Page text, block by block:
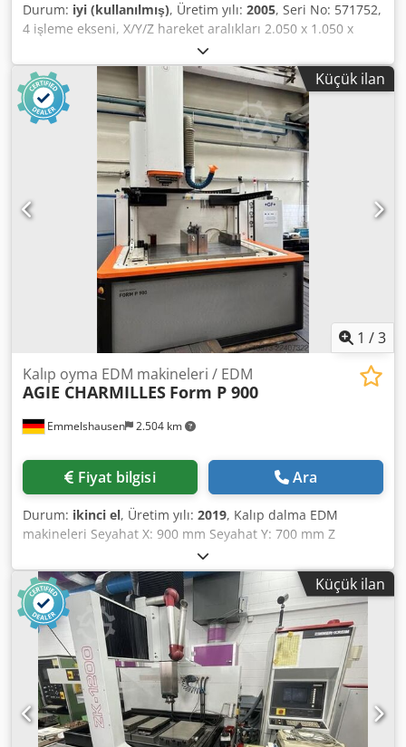
Durum: iyi (kullanılmış), Üretim yılı: 2005, Seri No: 571752,
4 işleme ekseni, X/Y/Z hareket aralıkları 2.050 x 1.050 x
1.000 mm, tabla boyutu 2.400 x 1.500 mm, tabla taşıma
kapasitesi 10.000 kg, makine yatağı bir çukura monte
edilmiş, T-yuvalı sabitleme yüzeyi, EW15 Lineer tip elektrot
değiştirme sistemi, kartuş filtre sistemli dielektrik sıvı
sistemi, Ingersoll Multipulse 64 tip kontrol ünitesi,
söndürme sistemi. Dkedpfx Aszq Dl Ajnpor
Küçük ilan
1 /3
Emmelshausen 2.504 km
Kalıp oyma EDM makineleri / EDM
AGIE CHARMILLES Form P 900
Fiyat bilgisi Ara
Durum: ikinci el, Üretim yılı: 2019, Kalıp dalma EDM
makineleri Seyahat X: 900 mm Seyahat Y: 700 mm Z
hareketi: 500 mm Dkjdpfjzn If Iox Anpjr Masa boyutu X:
1300 mm Masa ölçüsü Y: 900 mm Maksimum. iş parçası
boyutu X: 1814 mm Maksimum. iş parçası boyutu Y: 1215
mm Maksimum. iş parçası boyutu Z: 600 mm Maksimum.
elektrot ağırlığı: 50 kg Maksimum. iş parçası ağırlığı: 3000
kg Alet değiştirici: 20 yollu Jeneratör: 80 amper soğutucu
alçaltılabilir konteyner Charmilles kontrolü
Küçük ilan